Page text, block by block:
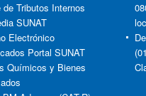
de Tributos Internos
SUNAT
Electrónico
Portal SUNAT
Químicos y Bienes